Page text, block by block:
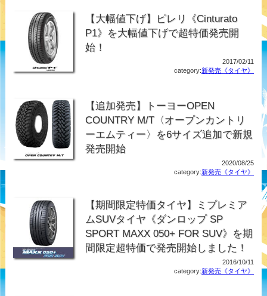
【大幅値下げ】ピレリ《Cinturato
P1》を大幅値下げで超特価発売開
始！
2017/02/11
category:新発売《タイヤ》
【追加発売】トーヨーOPEN
COUNTRY M/T〈オープンカントリ
ーエムティー〉を6サイズ追加で新規
発売開始
2020/08/25
category:新発売《タイヤ》
【期間限定特価タイヤ】ミプレミア
ムSUVタイヤ《ダンロップ SP
SPORT MAXX 050+ FOR SUV》を期
間限定超特価で発売開始しました！
2016/10/11
category:新発売《タイヤ》